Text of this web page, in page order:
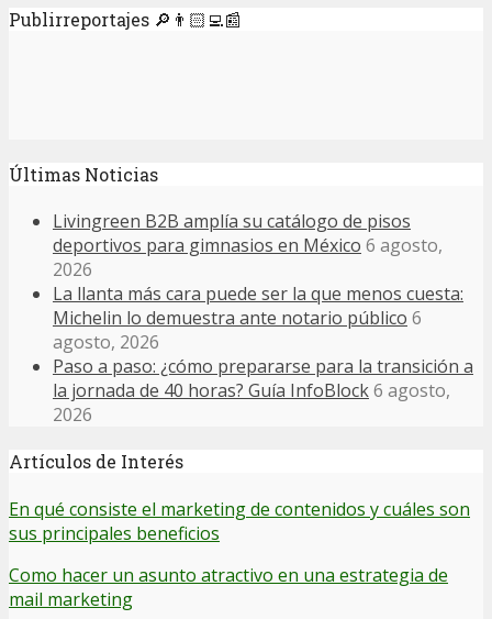
Publirreportajes 🔎👨🏻‍💻📰
Últimas Noticias
Livingreen B2B amplía su catálogo de pisos
deportivos para gimnasios en México 6 agosto,
2026
La llanta más cara puede ser la que menos cuesta:
Michelin lo demuestra ante notario público 6
agosto, 2026
Paso a paso: ¿cómo prepararse para la transición a
la jornada de 40 horas? Guía InfoBlock6 agosto,
2026
Artículos de Interés
En qué consiste el marketing de contenidos y cuáles son
sus principales beneficios
Como hacer un asunto atractivo en una estrategia de
mail marketing